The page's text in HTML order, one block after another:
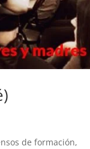
de formación,